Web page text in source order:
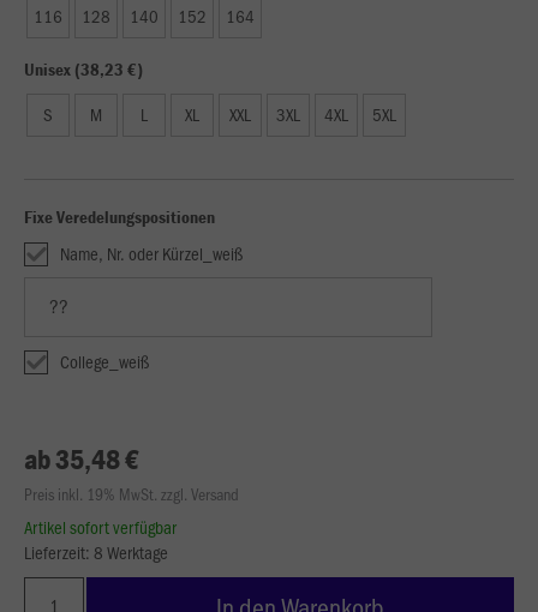
116 128 140 152 164
Unisex (38,23 €)
S M L XL XXL 3XL 4XL 5XL
Fixe Veredelungspositionen
Name, Nr. oder Kürzel_weiß
College_weiß
ab 35,48 €
Preis inkl. 19% MwSt. zzgl. Versand
Artikel sofort verfügbar
Lieferzeit: 8 Werktage